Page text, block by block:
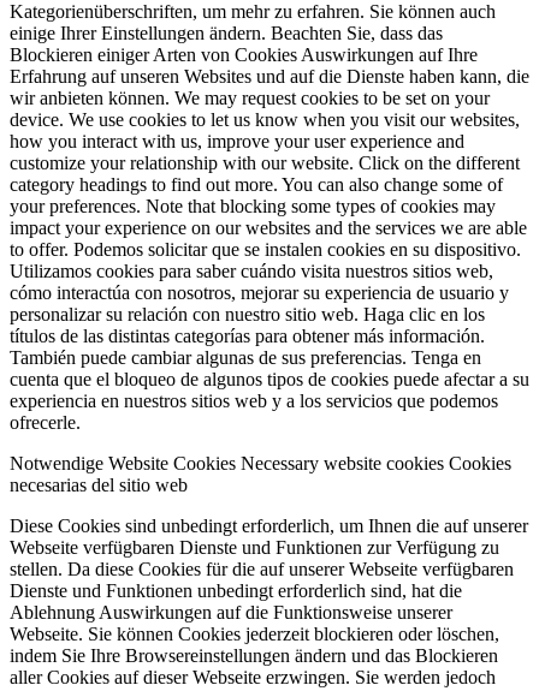
Kategorienüberschriften, um mehr zu erfahren. Sie können auch
einige Ihrer Einstellungen ändern. Beachten Sie, dass das
Blockieren einiger Arten von Cookies Auswirkungen auf Ihre
Erfahrung auf unseren Websites und auf die Dienste haben kann, die
wir anbieten können. We may request cookies to be set on your
device. We use cookies to let us know when you visit our websites,
how you interact with us, improve your user experience and
customize your relationship with our website. Click on the different
category headings to find out more. You can also change some of
your preferences. Note that blocking some types of cookies may
impact your experience on our websites and the services we are able
to offer. Podemos solicitar que se instalen cookies en su dispositivo.
Utilizamos cookies para saber cuándo visita nuestros sitios web,
cómo interactúa con nosotros, mejorar su experiencia de usuario y
personalizar su relación con nuestro sitio web. Haga clic en los
títulos de las distintas categorías para obtener más información.
También puede cambiar algunas de sus preferencias. Tenga en
cuenta que el bloqueo de algunos tipos de cookies puede afectar a su
experiencia en nuestros sitios web y a los servicios que podemos
ofrecerle.
Notwendige Website Cookies Necessary website cookies Cookies
necesarias del sitio web
Diese Cookies sind unbedingt erforderlich, um Ihnen die auf unserer
Webseite verfügbaren Dienste und Funktionen zur Verfügung zu
stellen. Da diese Cookies für die auf unserer Webseite verfügbaren
Dienste und Funktionen unbedingt erforderlich sind, hat die
Ablehnung Auswirkungen auf die Funktionsweise unserer
Webseite. Sie können Cookies jederzeit blockieren oder löschen,
indem Sie Ihre Browsereinstellungen ändern und das Blockieren
aller Cookies auf dieser Webseite erzwingen. Sie werden jedoch